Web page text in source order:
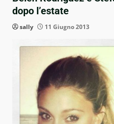
dopo l’estate
sally 11 Giugno 2013